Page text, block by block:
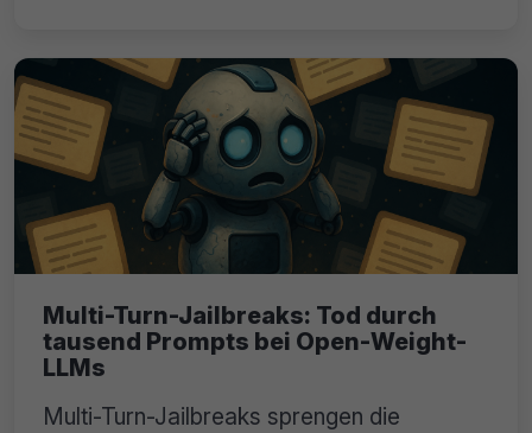
Multi-Turn-Jailbreaks: Tod durch
tausend Prompts bei Open-Weight-
LLMs
Multi-Turn-Jailbreaks sprengen die